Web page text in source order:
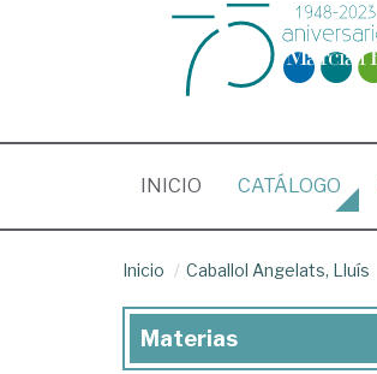
INICIO (CURRENT)
CATÁLOGO
Inicio Caballol Angelats, Lluís
Materias